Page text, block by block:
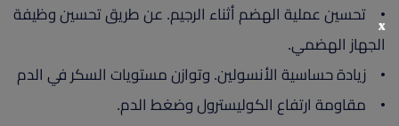
• تحسين عملية الهضم أثناء الرجيم. عن طريق تحسين وظيفة
الجهاز الهضمي.
• زيادة حساسية الأنسولين. وتوازن مستويات السكر في الدم
• مقاومة ارتفاع الكوليسترول وضغط الدم.
x